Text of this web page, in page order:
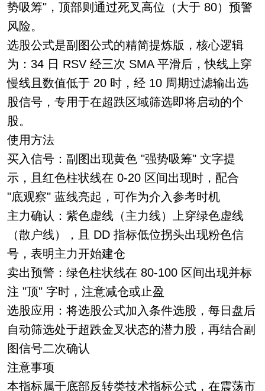
势吸筹"，顶部则通过死叉高位（大于 80）预警
风险。
选股公式是副图公式的精简提炼版，核心逻辑
为：34 日 RSV 经三次 SMA 平滑后，快线上穿
慢线且数值低于 20 时，经 10 周期过滤输出选
股信号，专用于在超跌区域筛选即将启动的个
股。
使用方法
买入信号：副图出现黄色 "强势吸筹" 文字提
示，且红色柱状线在 0-20 区间出现时，配合
"底观察" 蓝线亮起，可作为介入参考时机
主力确认：紫色虚线（主力线）上穿绿色虚线
（散户线），且 DD 指标低位拐头出现粉色信
号，表明主力开始建仓
卖出预警：绿色柱状线在 80-100 区间出现并标
注 "顶" 字时，注意减仓或止盈
选股应用：将选股公式加入条件选股，每日盘后
自动筛选处于超跌金叉状态的潜力股，再结合副
图信号二次确认
注意事项
本指标属于底部反转类技术指标公式，在震荡市